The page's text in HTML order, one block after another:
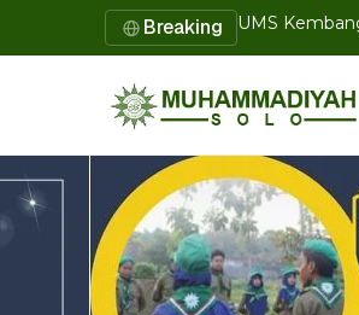
Breaking
Majelis